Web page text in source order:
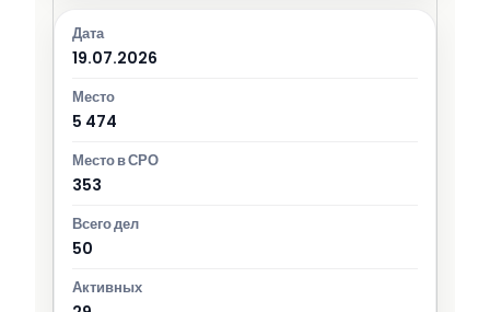
19.07.2026
5 474
353
50